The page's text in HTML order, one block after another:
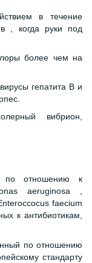
в течение
, когда руки под
более чем на
гепатита В и
вибрион,
по отношению к
aeruginosa ,
faecium
к антибиотикам,
по отношению
стандарту